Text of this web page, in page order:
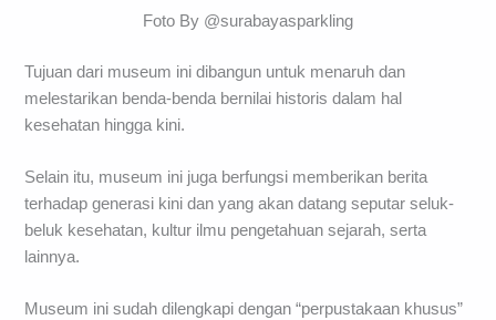
Foto By @surabayasparkling
Tujuan dari museum ini dibangun untuk menaruh dan
melestarikan benda-benda bernilai historis dalam hal
kesehatan hingga kini.
Selain itu, museum ini juga berfungsi memberikan berita
terhadap generasi kini dan yang akan datang seputar seluk-
beluk kesehatan, kultur ilmu pengetahuan sejarah, serta
lainnya.
Museum ini sudah dilengkapi dengan “perpustakaan khusus”